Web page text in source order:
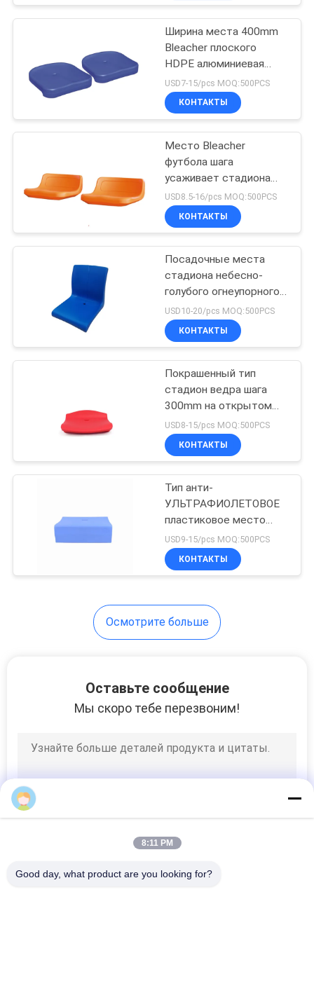
Складывая стулья
аудитории
Стулья кинотеатра
Стул лекционного
зала со столом
стулья стола
Тренируя стулья
комнаты
Стул аэропорта
ждать
Ширина места 400mm
Bleacher плоского
HDPE алюминиевая
структурная
пластиковая
USD7-15/pcs MOQ:500PCS
КОНТАКТЫ
Место Bleacher
футбола шага
усаживает стадиона
оранжевого HDPE
пластиковое/H300mm
USD8.5-16/pcs MOQ:500PCS
КОНТАКТЫ
Посадочные места
стадиона небесно-
голубого огнеупорного
пластикового HDPE
места Bleacher
временные
USD10-20/pcs MOQ:500PCS
КОНТАКТЫ
Покрашенный тип
стадион ведра шага
300mm на открытом
воздухе усаживает/
изготовленные на заказ
места Bleacher
USD8-15/pcs MOQ:500PCS
КОНТАКТЫ
Тип анти-
УЛЬТРАФИОЛЕТОВОЕ
пластиковое место
плоского Суда Bleacher
для крытого на
открытом воздухе
USD9-15/pcs MOQ:500PCS
КОНТАКТЫ
Осмотрите больше
Оставьте сообщение
Мы скоро тебе перезвоним!
8:11 PM
Good day, what product are you looking for?